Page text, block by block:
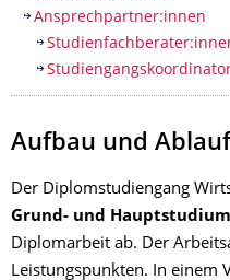
Ansprechpartner:innen
Aufbau und Ablauf
Der Diplomstudiengang
Grund- und Hauptstudium
Diplomarbeit ab. Der
Leistungspunkten. In einem